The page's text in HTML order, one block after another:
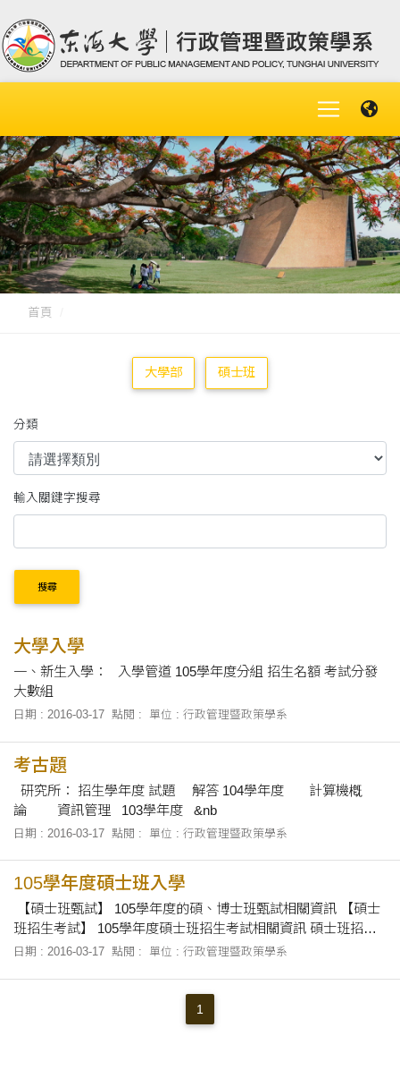
首頁
大學部 碩士班
分類
輸入關鍵字搜尋
搜尋
大學入學
一、新生入學： 入學管道 105學年度分組 招生名額 考試分發
大數組
日期 : 2016-03-17 點閱 : 單位 : 行政管理暨政策學系
考古題
研究所： 招生學年度 試題 解答 104學年度 計算機槪
論 資訊管理 103學年度 &nb
日期 : 2016-03-17 點閱 : 單位 : 行政管理暨政策學系
105學年度碩士班入學
【碩士班甄試】 105學年度的碩、博士班甄試相關資訊 【碩士
班招生考試】 105學年度碩士班招生考試相關資訊 碩士班招生
考試資訊： 請詳見東海大學教務處招生資訊系統
日期 : 2016-03-17 點閱 : 單位 : 行政管理暨政策學系
1